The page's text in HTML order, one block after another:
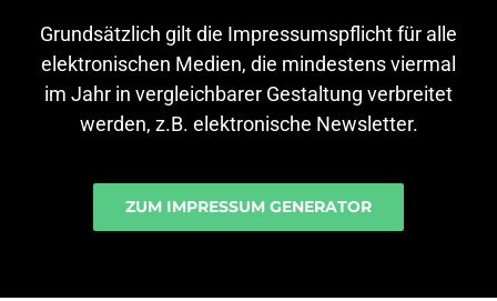
Grundsätzlich gilt die Impressumspflicht für alle
elektronischen Medien, die mindestens viermal
im Jahr in vergleichbarer Gestaltung verbreitet
werden, z.B. elektronische Newsletter.
ZUM IMPRESSUM GENERATOR